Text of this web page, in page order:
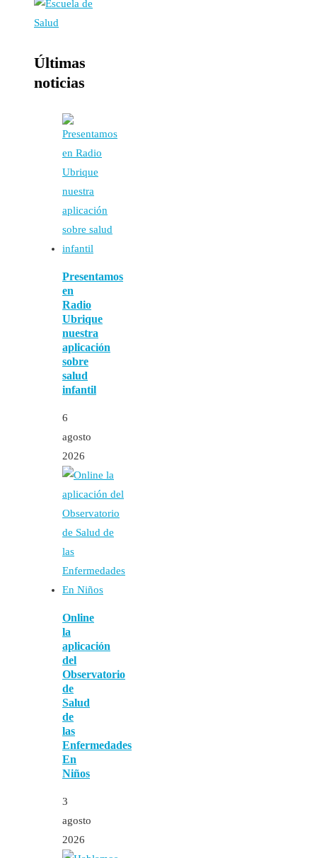
Últimas
noticias
Presentamos
en
Radio
Ubrique
nuestra
aplicación
sobre
salud
infantil
6
agosto
2026
Online
la
aplicación
del
Observatorio
de
Salud
de
las
Enfermedades
En
Niños
3
agosto
2026